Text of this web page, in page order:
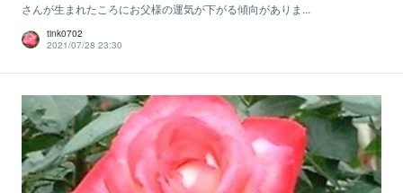
さんが生まれたころにお父様の運気が下がる傾向がありま...
tink0702
2021/07/28 23:30